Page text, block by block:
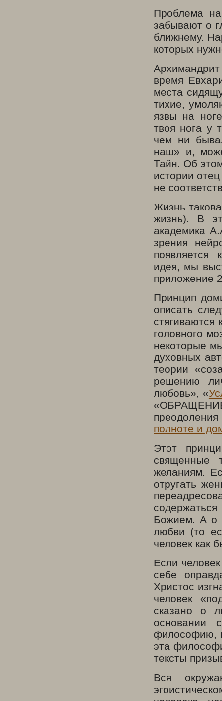
Проблема
забывают о
ближнему.
которых
время
места
тихие,
язвы на
твоя нога у
чем ни
наш» и,
Тайн. Об
истории
не
Жизнь
жизнь). В
академика
зрения
появляется
идея, мы
приложение
Принцип
описать
стягиваются
головного
некоторые
духовных
теории
решению
любовь», «
полноте и
Этот
священные
желаниям.
отругать
Божием. А о
любви (то
человек как
Если
себе
Христос
человек
сказано о
основании
философию,
эта
тексты
Вся